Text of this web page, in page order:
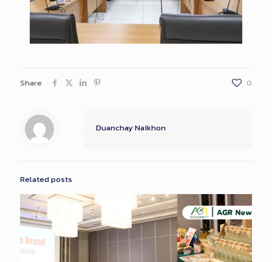
Share 0
Duanchay Naikhon
Related posts